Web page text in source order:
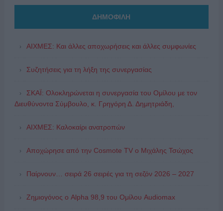
ΔΗΜΟΦΙΛΗ
ΑΙΧΜΕΣ: Και άλλες αποχωρήσεις και άλλες συμφωνίες
Συζητήσεις για τη λήξη της συνεργασίας
ΣΚΑΪ: Ολοκληρώνεται η συνεργασία του Ομίλου με τον
Διευθύνοντα Σύμβουλο, κ. Γρηγόρη Δ. Δημητριάδη,
ΑΙΧΜΕΣ: Καλοκαίρι ανατροπών
Αποχώρησε από την Cosmote TV o Μιχάλης Τσώχος
Παίρνουν… σειρά 26 σειρές για τη σεζόν 2026 – 2027
Ζημιογόνος ο Alpha 98,9 του Ομίλου Audiomax